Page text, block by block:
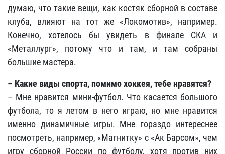
думаю, что такие вещи, как костяк сборной в составе
клуба, влияют на тот же «Локомотив», например.
Конечно, хотелось бы увидеть в финале СКА и
«Металлург», потому что и там, и там собраны
большие мастера.
– Какие виды спорта, помимо хоккея, тебе нравятся?
– Мне нравится мини-футбол. Что касается большого
футбола, то я летом в него играю, но мне нравится
именно динамичные игры. Мне гораздо интереснее
посмотреть, например, «Магнитку» с «Ак Барсом», чем
игру сборной России по футболу, хотя против них